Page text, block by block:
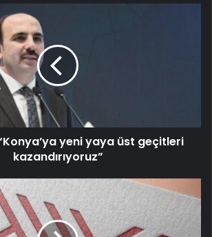
yeni yaya üst geçitleri
kazandırıyoruz”